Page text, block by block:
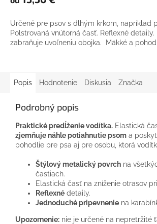
Určené pre psov s dlhým krkom, napríklad
Polstrovaná vnútorná časť. Reflexné detaily.
zabraňuje uvoľneniu obojka. Mäkké a
Popis Hodnotenie Diskusia Značka
Podrobný popis
Praktické predĺženie vodítka. Elastická
zjemňuje náhle potiahnutie psom a
pohodlie pre psa aj pre osobu, ktorá
Štýlový metalický povrch na
častiach.
Elastická časť na zníženie otrasov
Reflexné detaily.
Jednoduché pripevnenie na
Upozornenie: nie je určené na nepretržité